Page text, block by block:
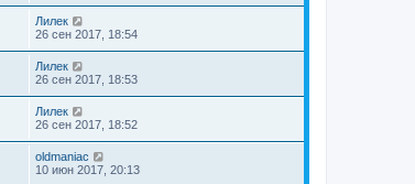
Лилек
26 сен 2017, 18:54
Лилек
26 сен 2017, 18:53
Лилек
26 сен 2017, 18:52
oldmaniac
10 июн 2017, 20:13